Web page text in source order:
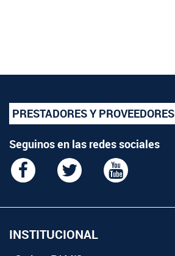
PRESTADORES Y PROVEEDORES
Seguinos en las redes sociales
INSTITUCIONAL